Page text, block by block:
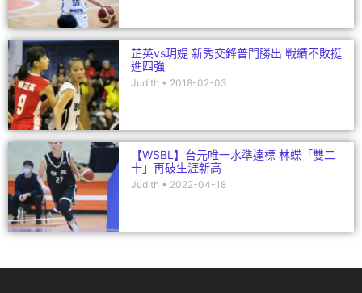
芷英vs玥媞 新秀交鋒普門勝出 戰績不敗挺
進四強
Judith 2018-02-03
【WSBL】台元唯一水準達標 林蝶「雙二
十」再破生涯新高
Judith 2022-04-18